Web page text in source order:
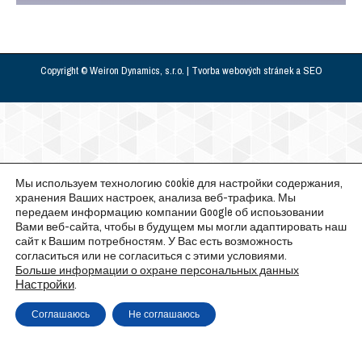
Copyright © Weiron Dynamics, s.r.o. | Tvorba webových stránekaSEO
Мы используем технологию cookie для настройки содержания,
хранения Ваших настроек, анализа веб-трафика. Мы
передаем информацию компании Google об испоьзовании
Вами веб-сайта, чтобы в будущем мы могли адаптировать наш
сайт к Вашим потребностям. У Вас есть возможность
согласиться или не согласиться с этими условиями.
Больше информации о охране персональных данных
Настройки.
Соглашаюсь Не соглашаюсь